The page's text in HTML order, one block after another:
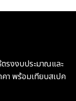
รงงบประมาณและ
คา พร้อมเทียบสเปค